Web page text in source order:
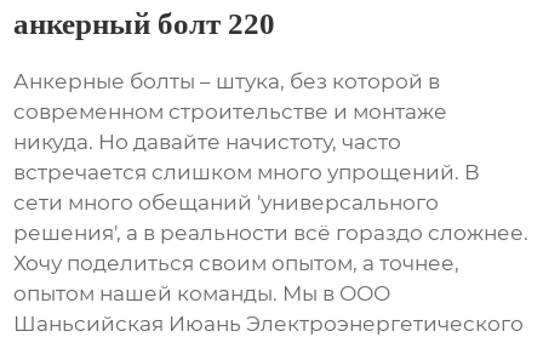
анкерный болт 220
Анкерные болты – штука, без которой в
современном строительстве и монтаже
никуда. Но давайте начистоту, часто
встречается слишком много упрощений. В
сети много обещаний 'универсального
решения', а в реальности всё гораздо сложнее.
Хочу поделиться своим опытом, а точнее,
опытом нашей команды. Мы в ООО
Шаньсийская Июань Электроэнергетического